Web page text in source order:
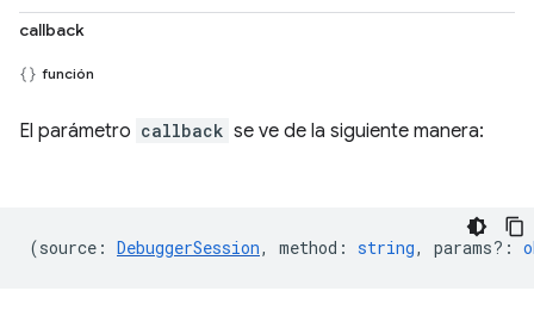
callback
función
El parámetro callback se ve de la siguiente manera:
(source : DebuggerSession, method : string, params? :